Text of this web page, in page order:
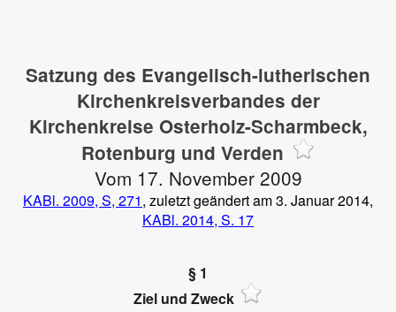
Satzung des Evangelisch-lutherischen
Kirchenkreisverbandes der
Kirchenkreise Osterholz-Scharmbeck,
Rotenburg und Verden
Vom 17. November 2009
KABl. 2009, S, 271, zuletzt geändert am 3. Januar 2014,
KABl. 2014, S. 17
§ 1
Ziel und Zweck